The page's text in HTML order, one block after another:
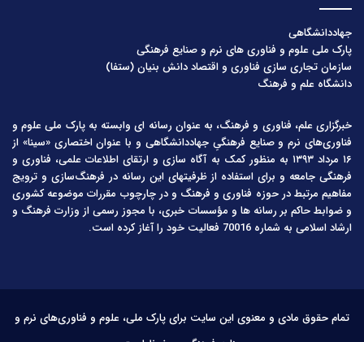
جهاددانشگاهی
پارک ملی علوم و فناوری های نرم و صنایع فرهنگی
سازمان تجاری سازی فناوری و اقتصاد دانش بنیان (ستفا)
دانشگاه علم و فرهنگ
خبرگزاری علم، فناوری و فرهنگ، به عنوان رسانه ای وابسته به پارک ملی علوم و
فناوری‌های نرم و صنایع فرهنگیِ جهاددانشگاهی و با عنوان اختصاری «سینا» از
۱۶ مرداد ۱۳۹۳ به منظور کمک به آگاه سازی و ارتقای اطلاعات علمی، فناوری و
فرهنگی جامعه و برای استفاده از ظرفیتهای این رسانه در فرهنگ‌سازی و ترویج
مفاهیم مرتبط در حوزه فناوری و فرهنگ و در چارچوب مقررات موضوعه کشوری
و ضوابط حاکم بر رسانه ها و مؤسسات خبری، با مجوز رسمی از وزارت فرهنگ و
ارشاد اسلامی به شماره 70016 فعالیت خود را آغاز کرده است.
تمام حقوق مادی و معنوی این سایت برای پارک ملی، علوم و فناوری‌های نرم و